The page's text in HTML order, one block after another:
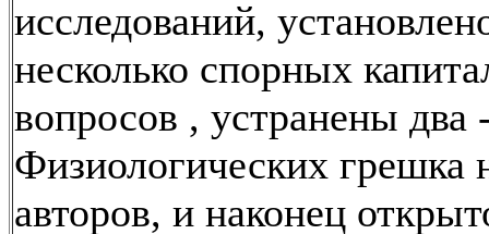
исследований,
несколько спорных
вопросов , устранены два
Физиологических грешка
авторов, и наконец